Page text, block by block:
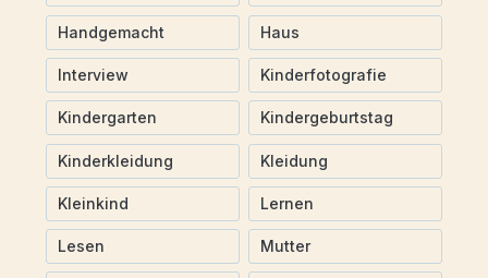
Handgemacht Haus
Interview Kinderfotografie
Kindergarten Kindergeburtstag
Kinderkleidung Kleidung
Kleinkind Lernen
Lesen Mutter